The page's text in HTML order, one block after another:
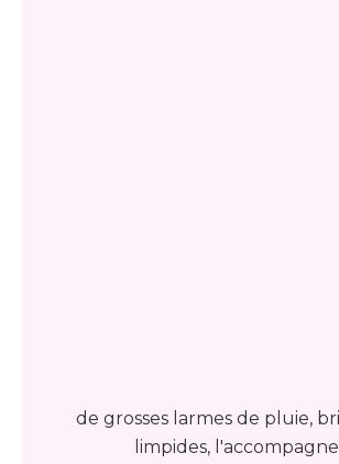
de grosses larmes de pluie,
limpides,